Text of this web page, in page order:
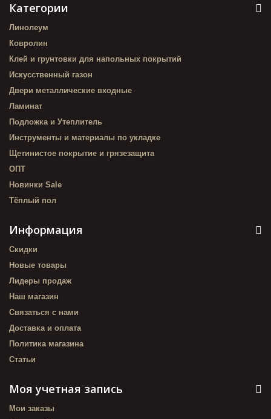
Категории
Линолеум
Ковролин
Клей и грунтовки для напольных покрытий
Искусственный газон
Двери металлические входные
Ламинат
Подложка и Утеплитель
Инструменты и материалы по укладке
Щетинистое покрытие и грязезащита
ОПТ
Новинки Sale
Тёплый пол
Информация
Скидки
Новые товары
Лидеры продаж
Наш магазин
Связаться с нами
Доставка и оплата
Политика магазина
Статьи
Моя учетная запись
Мои заказы